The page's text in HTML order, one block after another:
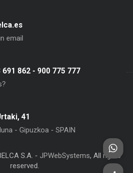
email
862 - 900 775 777
41
- Gipuzkoa - SPAIN
S.A. - JPWebSystems, All rights
reserved.